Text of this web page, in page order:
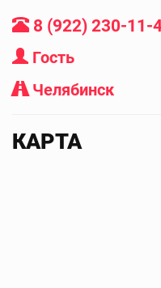
8 (922) 230-11-
Гость
Челябинск
КАРТА